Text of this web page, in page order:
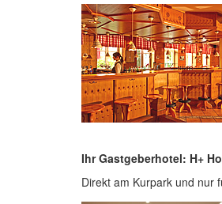
Ihr Gastgeberhotel: H+
Direkt am Kurpark und nur